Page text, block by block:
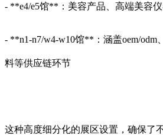
- **e4/e5馆**：美容产品、高端美容
- **n1-n7/w4-w10馆**：涵盖oem/odm
料等供应链环节
这种高度细分化的展区设置，确保了